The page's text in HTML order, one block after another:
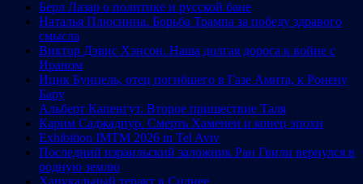
Берл Лазар о политике и русской бане
Наталья Плюснина. Борьба Трампа за победу здравого
смысла
Виктор Дэвис Хэнсон. Наша долгая дорога к войне с
Ираном
Ицик Бунцель, отец погибшего в Газе Амита, к Ронену
Бару
Альберт Капенгут. Второе пришествие Таля
Карим Саджадпур. Смерть Хаменеи и конец эпохи
Exhibition IMTM 2026 in Tel Aviv
Последний израильский заложник Ран Гвили вернулся в
родную землю
Ханукальный теракт в Сиднее